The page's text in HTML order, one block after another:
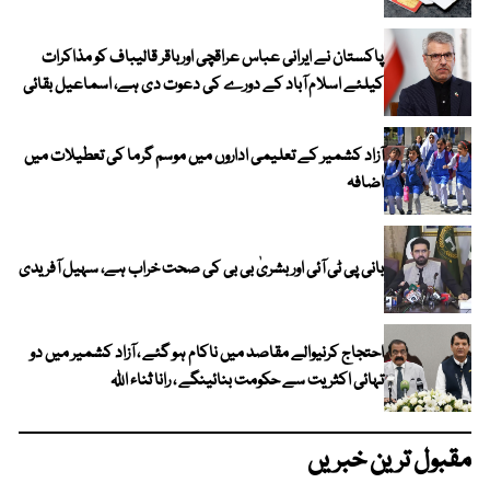
پاکستان نے ایرانی عباس عراقچی اورباقر قالیباف کو مذاکرات
کیلئے اسلام آباد کے دورے کی دعوت دی ہے، اسماعیل بقائی
آزاد کشمیر کے تعلیمی اداروں میں موسم گرما کی تعطیلات میں
اضافہ
بانی پی ٹی آئی اور بشریٰ بی بی کی صحت خراب ہے، سہیل آفریدی
احتجاج کرنیوالے مقاصد میں ناکام ہو گئے ، آزاد کشمیر میں دو
تہائی اکثریت سے حکومت بنائینگے ، رانا ثناء اللہ
مقبول ترین خبریں